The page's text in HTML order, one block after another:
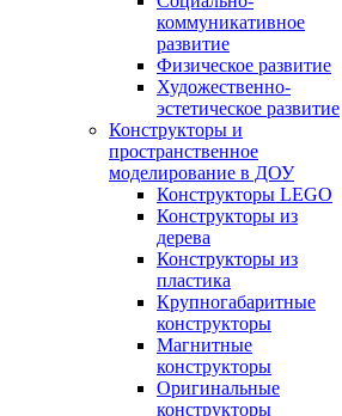
коммуникативное
развитие
Физическое развитие
Художественно-
эстетическое развитие
Конструкторы и
пространственное
моделирование в ДОУ
Конструкторы LEGO
Конструкторы из
дерева
Конструкторы из
пластика
Крупногабаритные
конструкторы
Магнитные
конструкторы
Оригинальные
конструкторы